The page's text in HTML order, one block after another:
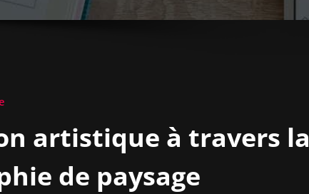
artistique à travers la
de paysage